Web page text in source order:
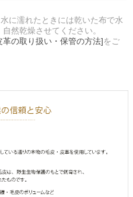
に濡れたときには乾いた布で水
然乾燥させてください。
革の取り扱い・保管の方法]をご